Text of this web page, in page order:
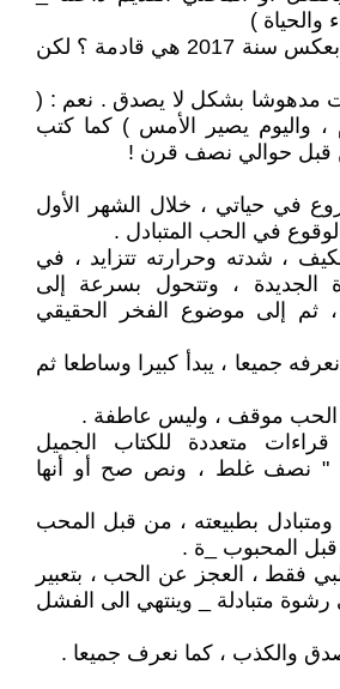
والحياة )
بالمقابل سنة 2019 ، بعكس سنة 2017 هي قادمة ؟ لكن
مدهوشا بشكل لا يصدق . نعم : (
، واليوم يصير الأمس ) كما كتب
قبل حوالي نصف قرن !
في حياتي ، خلال الشهر الأول
، شدته وحرارته تتزايد ، في
الجديدة ، وتتحول بسرعة إلى
، ثم إلى موضوع الفخر الحقيقي
جميعا ، يبدأ كبيرا وساطعا ثم
الحب موقف ، وليس عاطفة .
متعددة للكتاب الجميل
" نصف غلط ، ونص صح أو أنها
بطبيعته ، من قبل المحب
قبل المحبوب _ة .
فقط ، العجز عن الحب ، بتعبير
رشوة متبادلة _ وينتهي الى الفشل
والكذب ، كما نعرف جميعا .